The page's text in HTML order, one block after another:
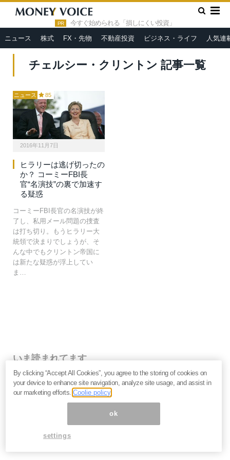
PR 今すぐ始められる「損しにくい投資」
ニュース 株式 FX・先物 不動産投資 ビジネス・ライフ 人気連
HOME » チェルシー・クリントン
チェルシー・クリントン 記事一覧
ニュース 85
2016年11月7日
ヒラリーは逃げ切ったの
か？ コーミーFBI長
官“名演技”の裏で加速す
る疑惑
コーミーFBI長官の名演技が終
了し、私用メール問題の捜査
は打ち切り。もうヒラリー大
統領で決まりでしょうが、そ
んな中でもクリントン帝国に
は新たな疑惑が浮上してい
ま…
いま読まれてます
株価下落「三菱重工」今が買い？長期投資家が見るべ
き“防衛だけじゃない”強さと投資リスク＝栫井駿介
優待新設「大黒屋HD」は買いか？仕手株説をどう見る
べきか、大化けの4条件を解説＝金融ライター K.Y
導体決算「絶好調」の裏の裏＝栫井駿介
By clicking “Accept All Cookies”, you agree to the storing of cookies on
your device to enhance site navigation, analyze site usage, and assist in
our marketing efforts.Coolie policy
ok
settings